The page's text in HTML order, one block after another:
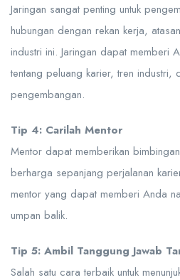
Jaringan sangat penting untuk
hubungan dengan rekan kerja,
industri ini. Jaringan dapat memberi
tentang peluang karier, tren industri,
pengembangan.
Tip 4: Carilah Mentor
Mentor dapat memberikan
berharga sepanjang perjalanan
mentor yang dapat memberi Anda
umpan balik.
Tip 5: Ambil Tanggung Jawab
Salah satu cara terbaik untuk